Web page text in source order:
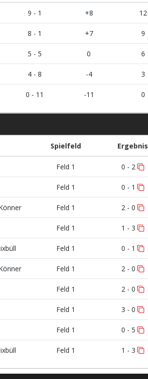
9 - 1 +8 12
8 - 1 +7 9
5 - 5 0 6
4 - 8 -4 3
0 - 11 -11 0
Spielfeld Ergebnis
Feld 1 0 - 2
Feld 1 0 - 1
Feld 1 2 - 0
Feld 1 1 - 3
Feld 1 0 - 1
Feld 1 2 - 0
Feld 1 2 - 0
Feld 1 3 - 0
Feld 1 0 - 5
Feld 1 1 - 3